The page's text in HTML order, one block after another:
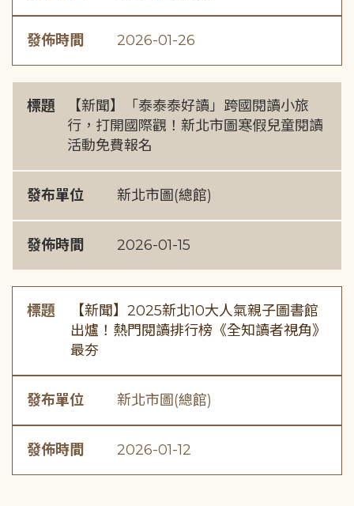
發佈時間 2026-01-26
標題
【新聞】「泰泰泰好讀」跨國閱讀小旅
行，打開國際觀！新北市圖寒假兒童閱讀
活動免費報名
發布單位 新北市圖(總館)
發佈時間 2026-01-15
標題
【新聞】2025新北10大人氣親子圖書館
出爐！熱門閱讀排行榜《全知讀者視角》
最夯
發布單位 新北市圖(總館)
發佈時間 2026-01-12